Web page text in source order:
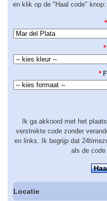
en klik op de "Haal code" knop:
*
*
*
Ik ga akkoord met het
verstrekte code zonder
en links. Ik begrijp dat
als de code
Locatie